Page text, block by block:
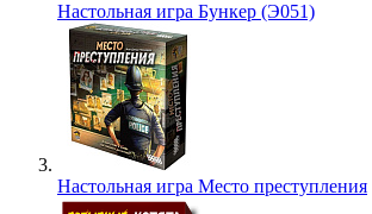
Настольная игра Бункер (Э051)
Настольная игра Место преступления